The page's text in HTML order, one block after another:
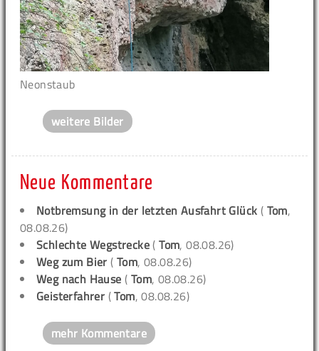
Neonstaub
weitere Bilder
Neue Kommentare
Notbremsung in der letzten Ausfahrt Glück ( Tom,
08.08.26)
Schlechte Wegstrecke (Tom, 08.08.26)
Weg zum Bier (Tom, 08.08.26)
Weg nach Hause ( Tom, 08.08.26)
Geisterfahrer (Tom, 08.08.26)
mehr Kommentare